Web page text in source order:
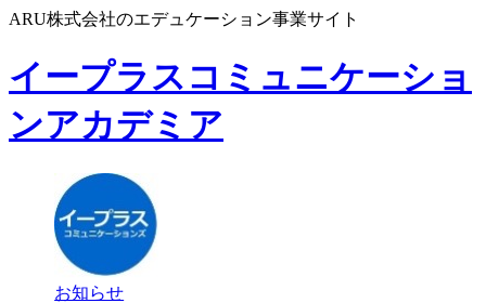
ARU株式会社のエデュケーション事業サイト
イープラスコミュニケーショ
ンアカデミア
お知らせ